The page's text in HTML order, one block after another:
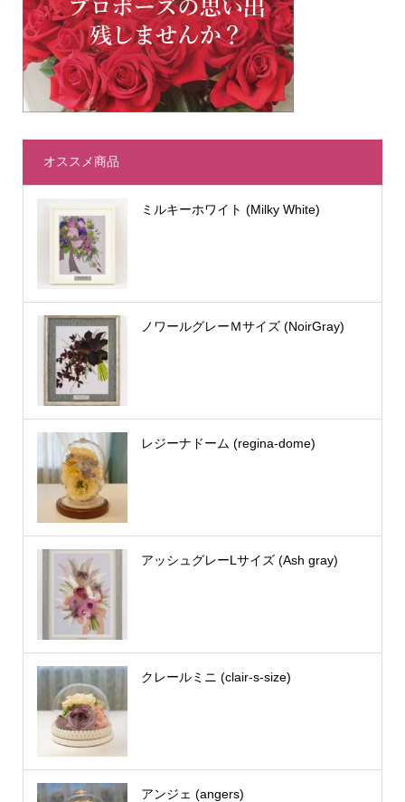
オススメ商品
ミルキーホワイト (Milky White)
ノワールグレーＭサイズ (NoirGray)
レジーナドーム (regina-dome)
アッシュグレーLサイズ (Ash gray)
クレールミニ (clair-s-size)
アンジェ (angers)